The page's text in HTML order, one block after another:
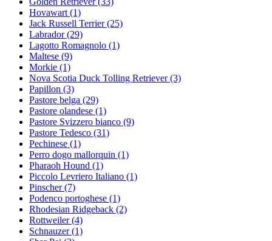
Hovawart (1)
Jack Russell Terrier(25)
Labrador(29)
Lagotto Romagnolo (1)
Maltese (9)
Morkie (1)
Nova Scotia Duck Tolling Retriever(3)
Papillon (3)
Pastore belga (29)
Pastore olandese (1)
Pastore Svizzero bianco (9)
Pastore Tedesco (31)
Pechinese (1)
Perro dogo mallorquin (1)
Pharaoh Hound (1)
Piccolo Levriero Italiano (1)
Pinscher(7)
Podenco portoghese (1)
Rhodesian Ridgeback (2)
Rottweiler(4)
Schnauzer(1)